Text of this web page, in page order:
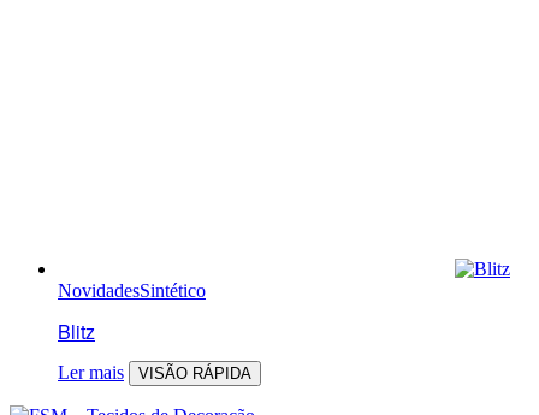
NovidadesSintético
Blitz
Ler mais VISÃO RÁPIDA